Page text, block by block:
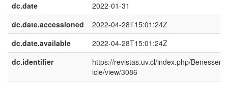
dc.date
2022-01-31
dc.date.accessioned
2022-04-28T15:01:24Z
dc.date.available
2022-04-28T15:01:24Z
dc.identifier
https://revistas.uv.cl/index.php/
icle/view/3086